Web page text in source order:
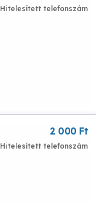
Hitelesített telefonszám
2 000 Ft
Hitelesített telefonszám